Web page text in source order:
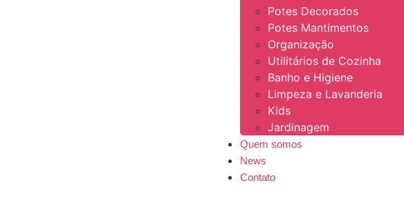
Potes Decorados
Potes Mantimentos
Organização
Utilitários de Cozinha
Banho e Higiene
Limpeza e Lavanderia
Kids
Jardinagem
Quem somos
News
Contato